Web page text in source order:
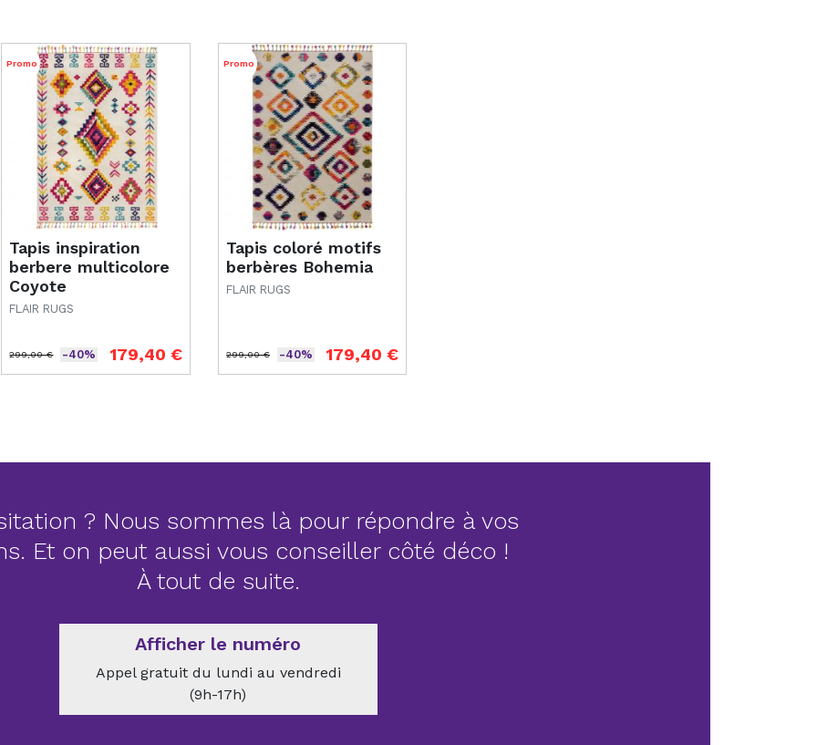
Tapis inspiration
berbere multicolore
Coyote
FLAIR RUGS
Prix de base
299,00 €
Prix -40% 179,40 €
Promo
Tapis coloré motifs
berbères Bohemia
FLAIR RUGS
Prix de base
299,00 €
Prix -40% 179,40 €
Promo
? Nous sommes là pour répondre à vos
Et on peut aussi vous conseiller côté déco !
À tout de suite.
Afficher le numéro
Appel gratuit du lundi au vendredi
(9h-17h)